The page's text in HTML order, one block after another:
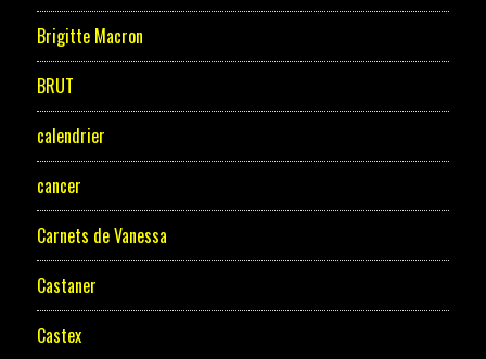
Brigitte Macron
BRUT
calendrier
cancer
Carnets de Vanessa
Castaner
Castex